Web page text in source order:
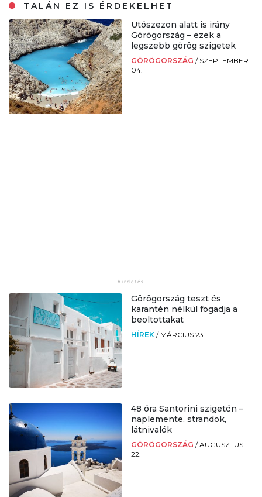
TALÁN EZ IS ÉRDEKELHET
Utószezon alatt is irány
Görögország – ezek a
legszebb görög szigetek
GÖRÖGORSZÁG / SZEPTEMBER
04.
Görögország teszt és
karantén nélkül fogadja a
beoltottakat
HÍREK / MÁRCIUS 23.
48 óra Santorini szigetén –
naplemente, strandok,
látnivalók
GÖRÖGORSZÁG /AUGUSZTUS
22.